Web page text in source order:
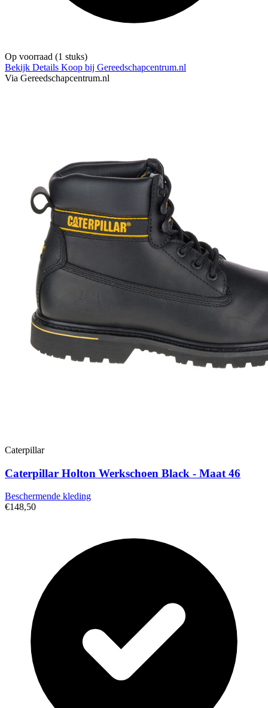
Op voorraad (1 stuks)
Bekijk Details Koop bij Gereedschapcentrum.nl
Via Gereedschapcentrum.nl
Caterpillar
Caterpillar Holton Werkschoen Black - Maat 46
Beschermende kleding
€148,50